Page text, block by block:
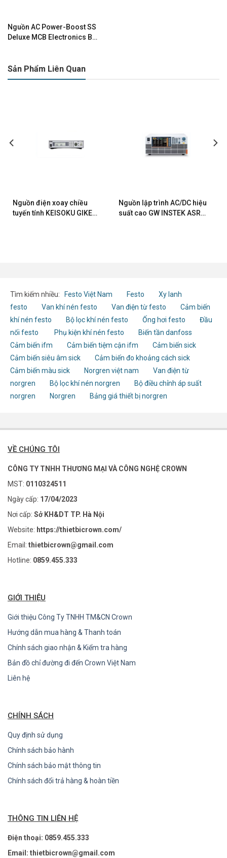
Nguồn AC Power-Boost SS
Deluxe MCB Electronics BD-
Sản Phẩm Liên Quan
Nguồn điện xoay chiều
tuyến tính KEISOKU GIKEN
Nguồn lập trình AC/DC hiệu
suất cao GW INSTEK ASR-
Tìm kiếm nhiều: Festo Việt Nam Festo
Xy lanh
festo
Van khí nén festo Van điện từ festo
Cảm biến
khí nén festo
Bộ lọc khí nén festo Ống hơi festo
Đầu
nối festo
Phụ kiện khí nén festo
Biến tần danfoss
Cảm biến ifm
Cảm biến tiệm cận ifm
Cảm biến sick
Cảm biến siêu âm sick
Cảm biến đo khoảng cách sick
Cảm biến màu sick
Norgren việt nam
Van điện từ
norgren
Bộ lọc khí nén norgren
Bộ điều chỉnh áp suất
norgren
Norgren Bảng giá thiết bị norgren
VỀ CHÚNG TÔI
CÔNG TY TNHH THƯƠNG MẠI VÀ CÔNG NGHỆ CROWN
MST: 0110324511
Ngày cấp: 17/04/2023
Nơi cấp: Sở KH&DT TP. Hà Nội
Website: https://thietbicrown.com/
Email: thietbicrown@gmail.com
Hotline: 0859.455.333
GIỚI THIỆU
Giới thiệu Công Ty TNHH TM&CN Crown
Hướng dẫn mua hàng & Thanh toán
Chính sách giao nhận & Kiểm tra hàng
Bản đồ chỉ đường đi đến Crown Việt Nam
Liên hệ
CHÍNH SÁCH
Quy định sử dụng
Chính sách bảo hành
Chính sách bảo mật thông tin
Chính sách đổi trả hàng & hoàn tiền
THÔNG TIN LIÊN HỆ
Điện thoại: 0859.455.333
Email: thietbicrown@gmail.com